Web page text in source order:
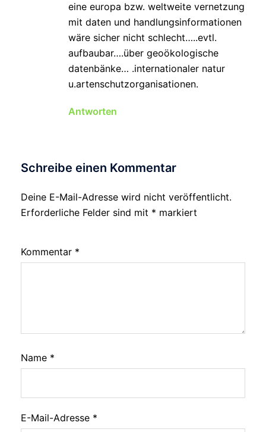
eine europa bzw. weltweite vernetzung
mit daten und handlungsinformationen
wäre sicher nicht schlecht…..evtl.
aufbaubar….über geoökologische
datenbänke… .internationaler natur
u.artenschutzorganisationen.
Antworten
Schreibe einen Kommentar
Deine E-Mail-Adresse wird nicht veröffentlicht.
Erforderliche Felder sind mit * markiert
Kommentar *
Name *
E-Mail-Adresse *